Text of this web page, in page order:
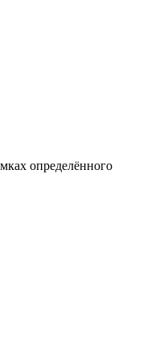
определённого